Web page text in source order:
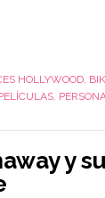
HOLLYWOOD,
,
y